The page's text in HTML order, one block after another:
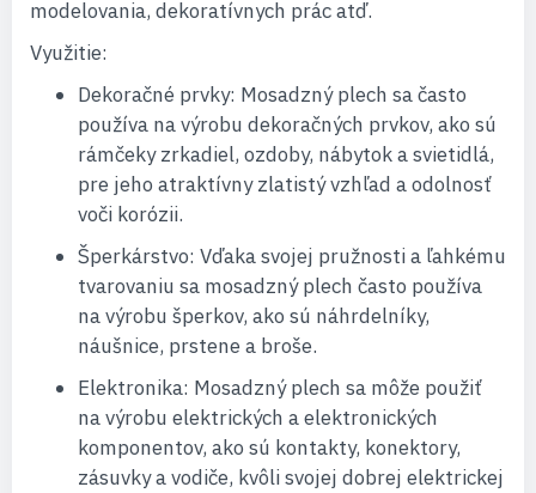
modelovania, dekoratívnych prác atď.
Využitie:
Dekoračné prvky: Mosadzný plech sa často
používa na výrobu dekoračných prvkov, ako sú
rámčeky zrkadiel, ozdoby, nábytok a svietidlá,
pre jeho atraktívny zlatistý vzhľad a odolnosť
voči korózii.
Šperkárstvo: Vďaka svojej pružnosti a ľahkému
tvarovaniu sa mosadzný plech často používa
na výrobu šperkov, ako sú náhrdelníky,
náušnice, prstene a broše.
Elektronika: Mosadzný plech sa môže použiť
na výrobu elektrických a elektronických
komponentov, ako sú kontakty, konektory,
zásuvky a vodiče, kvôli svojej dobrej elektrickej